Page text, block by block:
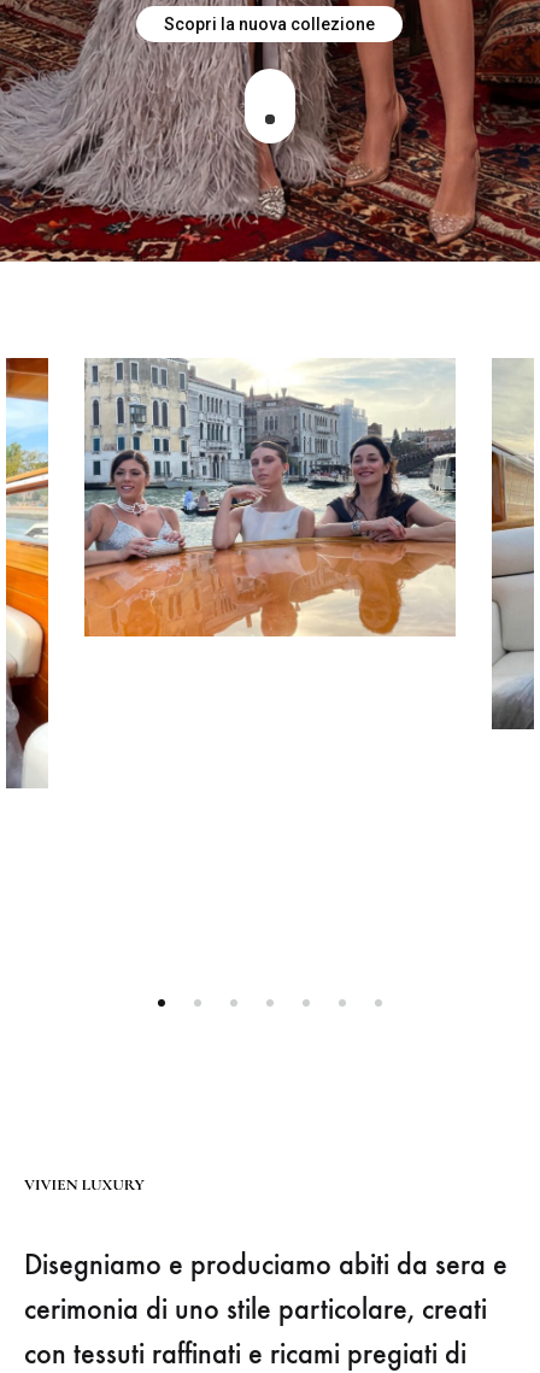
Scopri la nuova collezione
Disegniamo e produciamo abiti da sera e
cerimonia di uno stile particolare, creati
con tessuti raffinati e ricami pregiati di